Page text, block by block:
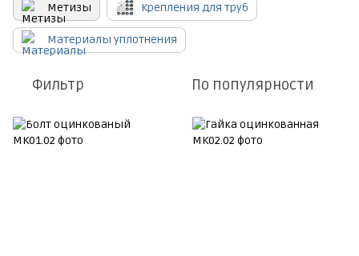
Метизы Крепления для труб
Материалы уплотнения
Фильтр По популярности